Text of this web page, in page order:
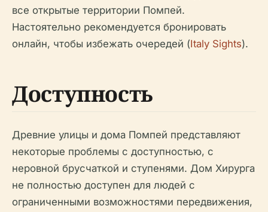
все открытые территории Помпей.
Настоятельно рекомендуется бронировать
онлайн, чтобы избежать очередей (Italy Sights).
Доступность
Древние улицы и дома Помпей представляют
некоторые проблемы с доступностью, с
неровной брусчаткой и ступенями. Дом Хирурга
не полностью доступен для людей с
ограниченными возможностями передвижения,